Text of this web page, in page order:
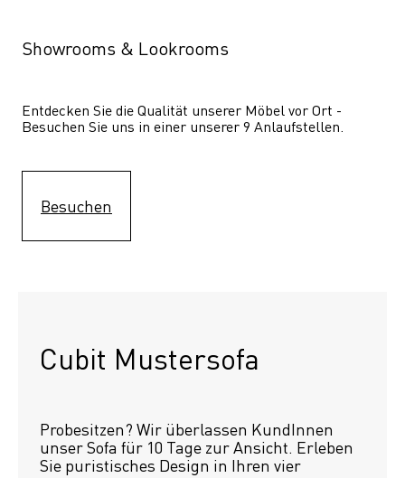
Showrooms & Lookrooms
Entdecken Sie die Qualität unserer Möbel vor Ort -
Besuchen Sie uns in einer unserer 9 Anlaufstellen.
Besuchen
Cubit Mustersofa
Probesitzen? Wir überlassen KundInnen
unser Sofa für 10 Tage zur Ansicht. Erleben
Sie puristisches Design in Ihren vier